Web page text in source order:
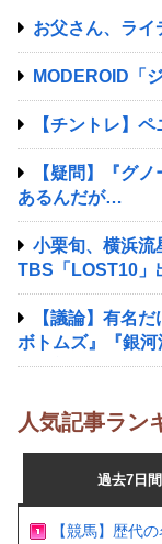
お父さん、ライ
MODEROID「
【チントレ】
【疑問】『グ
あるんだが…
小栗旬、横浜
TBS「LOST10」
ぶり
【議論】有名
ボトムズ』『銀
『超獣機神ダン
人気記事ラン
過去7日間
【競馬】歴代